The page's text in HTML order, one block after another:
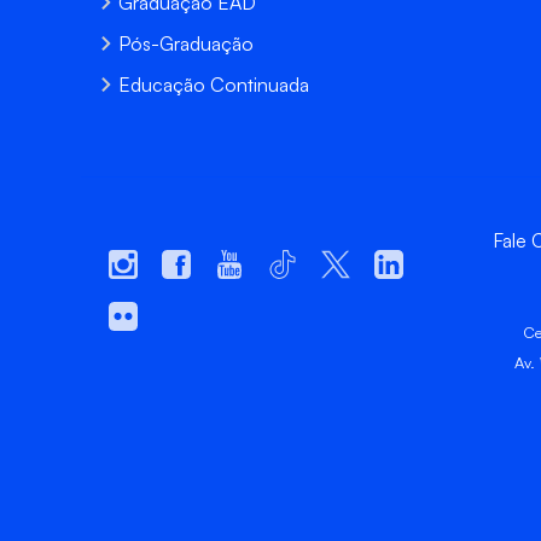
Pós-Graduação
Educação Continuada
Fale
Av.